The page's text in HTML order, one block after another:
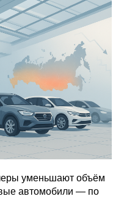
уменьшают объём
автомобили — по